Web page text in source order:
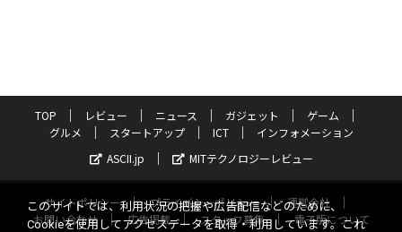
TOP レビュー ニュース ガジェット
ゲーム
グルメ
スタートアップ ICT
インフォメーション
ASCII.jp
MITテクノロジーレビュー
サイトポリシー プライバシーポリシー
運営会社
お問い合わせ
広告掲載 スタッフ募集
電子版について
このサイトでは、利用状況の把握や広告配信などのために、
Cookieを使用してアクセスデータを取得・利用しています。これ